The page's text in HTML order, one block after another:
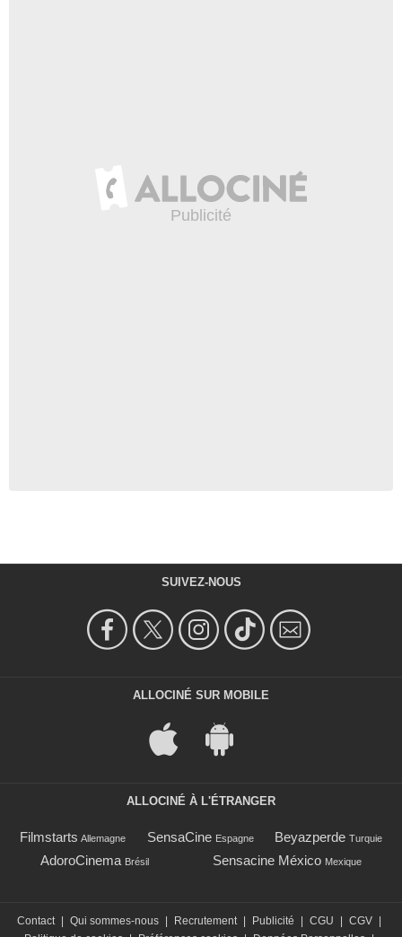
SUIVEZ-NOUS
ALLOCINÉ SUR MOBILE
ALLOCINÉ À L'ÉTRANGER
Filmstarts Allemagne SensaCine Espagne Beyazperde Turquie
AdoroCinema Brésil Sensacine México Mexique
Contact | Qui sommes-nous | Recrutement | Publicité | CGU | CGV |